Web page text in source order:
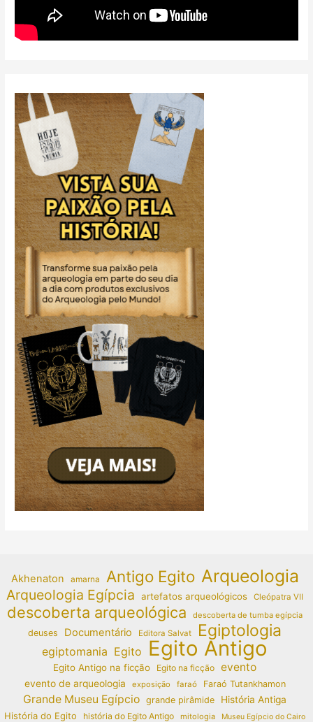
Akhenaton amarna Antigo Egito Arqueologia
Arqueologia Egípcia artefatos arqueológicos Cleópatra VII
descoberta arqueológica descoberta de tumba egípcia
deuses Documentário Editora Salvat Egiptologia
egiptomania Egito Egito Antigo
Egito Antigo na ficção Egito na ficção evento
evento de arqueologia exposição faraó Faraó Tutankhamon
Grande Museu Egípcio grande pirâmide
História Antiga
História do Egito
história do Egito Antigo mitologia Museu Egípcio do Cairo